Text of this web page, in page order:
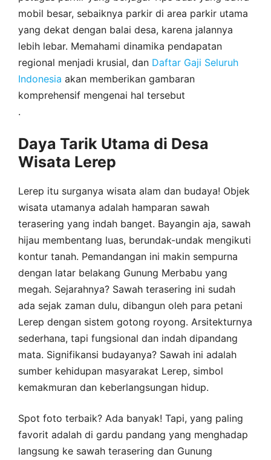
mobil besar, sebaiknya parkir di area parkir utama
yang dekat dengan balai desa, karena jalannya
lebih lebar. Memahami dinamika pendapatan
regional menjadi krusial, dan Daftar Gaji Seluruh
Indonesia akan memberikan gambaran
komprehensif mengenai hal tersebut
.
Daya Tarik Utama di Desa
Wisata Lerep
Lerep itu surganya wisata alam dan budaya! Objek
wisata utamanya adalah hamparan sawah
terasering yang indah banget. Bayangin aja, sawah
hijau membentang luas, berundak-undak mengikuti
kontur tanah. Pemandangan ini makin sempurna
dengan latar belakang Gunung Merbabu yang
megah. Sejarahnya? Sawah terasering ini sudah
ada sejak zaman dulu, dibangun oleh para petani
Lerep dengan sistem gotong royong. Arsitekturnya
sederhana, tapi fungsional dan indah dipandang
mata. Signifikansi budayanya? Sawah ini adalah
sumber kehidupan masyarakat Lerep, simbol
kemakmuran dan keberlangsungan hidup.
Spot foto terbaik? Ada banyak! Tapi, yang paling
favorit adalah di gardu pandang yang menghadap
langsung ke sawah terasering dan Gunung